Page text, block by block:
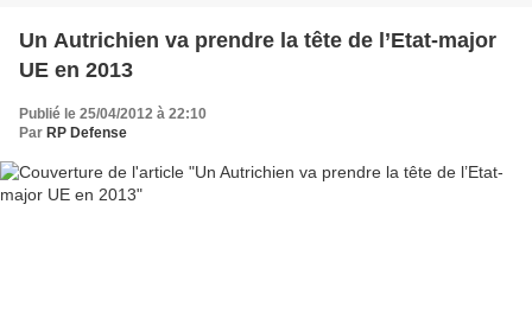
Un Autrichien va prendre la tête de l’Etat-major
UE en 2013
Publié le 25/04/2012 à 22:10
Par RP Defense